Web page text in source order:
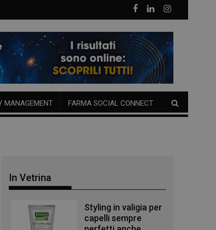
MANAGEMENT FARMA SOCIAL CONNECT
In Vetrina
Styling in valigia per
capelli sempre